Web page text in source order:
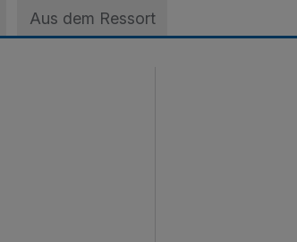
Aus dem Ressort